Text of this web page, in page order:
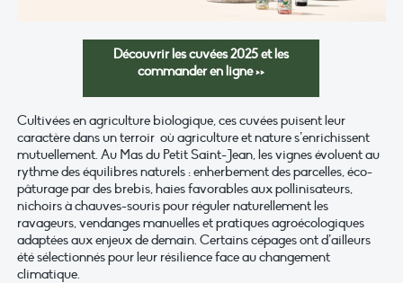
Découvrir les cuvées 2025 et les
commander en ligne >>
Cultivées en agriculture biologique, ces cuvées puisent leur
caractère dans un terroir où agriculture et nature s’enrichissent
mutuellement. Au Mas du Petit Saint-Jean, les vignes évoluent au
rythme des équilibres naturels : enherbement des parcelles, éco-
pâturage par des brebis, haies favorables aux pollinisateurs,
nichoirs à chauves-souris pour réguler naturellement les
ravageurs, vendanges manuelles et pratiques agroécologiques
adaptées aux enjeux de demain. Certains cépages ont d’ailleurs
été sélectionnés pour leur résilience face au changement
climatique.